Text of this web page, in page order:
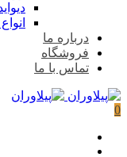
درباره ما
فروشگاه
تماس با ما
0